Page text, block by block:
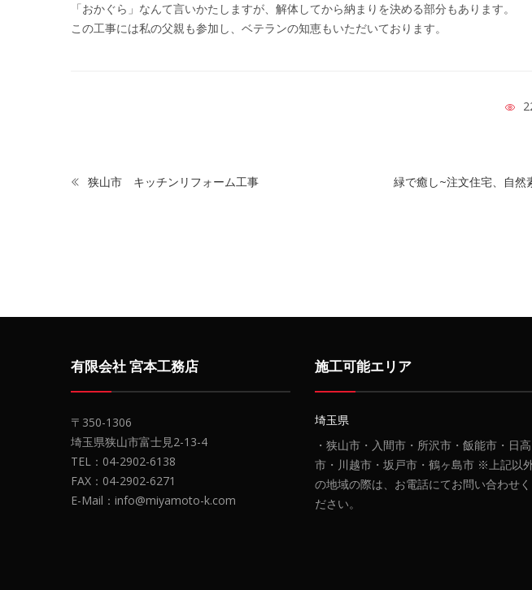
「おかぐら」なんて言いかたしますが、解体してから納まりを決める部分もあります。
この工事には私の父親も参加し、ベテランの知恵もいただいております。
狭山市 キッチンリフォーム工事
緑で癒し~注文住宅、自然
有限会社 宮本工務店
〒350-1306
埼玉県狭山市富士見2-13-4
TEL：04-2902-6138
FAX：04-2902-6271
E-Mail：info@miyamoto-k.com
施工可能エリア
埼玉県
・狭山市・入間市・所沢市・飯能市・日高
市・川越市・坂戸市・鶴ヶ島市 ※上記以
の地域の際は、お電話にてお問い合わせく
ださい。